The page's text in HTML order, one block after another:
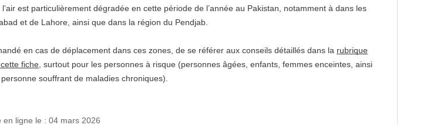
est particulièrement dégradée en cette période de l’année au Pakistan, notamment à dans les
et de Lahore, ainsi que dans la région du Pendjab.
en cas de déplacement dans ces zones, de se référer aux conseils détaillés dans la rubrique
fiche, surtout pour les personnes à risque (personnes âgées, enfants, femmes enceintes, ainsi
souffrant de maladies chroniques).
en ligne le : 04 mars 2026